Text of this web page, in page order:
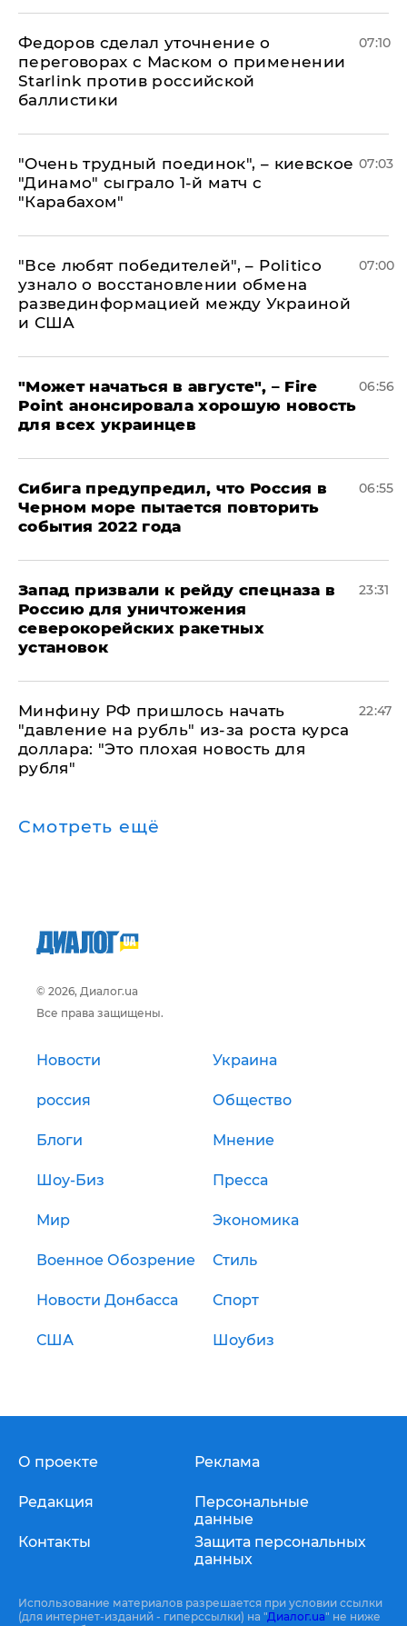
Федоров сделал уточнение о
переговорах с Маском о применении
Starlink против российской
баллистики
07:10
"Очень трудный поединок", – киевское
"Динамо" сыграло 1-й матч с
"Карабахом"
07:03
​"Все любят победителей", – Politico
узнало о восстановлении обмена
развединформацией между Украиной
и США
07:00
"Может начаться в августе", – Fire
Point анонсировала хорошую новость
для всех украинцев
06:56
Сибига предупредил, что Россия в
Черном море пытается повторить
события 2022 года
06:55
Запад призвали к рейду спецназа в
Россию для уничтожения
северокорейских ракетных
установок
23:31
Минфину РФ пришлось начать
"давление на рубль" из-за роста курса
доллара: "Это плохая новость для
рубля"
22:47
Смотреть ещё
© 2026, Диалог.ua
Все права защищены.
Новости Украина
россия Общество
Блоги Мнение
Шоу-Биз Пресса
Мир Экономика
Военное Обозрение Стиль
Новости Донбасса Спорт
США Шоубиз
О проекте
Редакция
Контакты
Реклама
Персональные
данные
Защита персональных
данных
Использование материалов разрешается при условии ссылки
(для интернет-изданий - гиперссылки) на "Диалог.ua" не ниже